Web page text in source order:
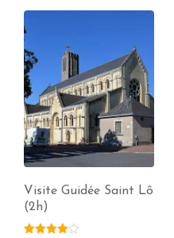
Visite Guidée Saint Lô
(2h)